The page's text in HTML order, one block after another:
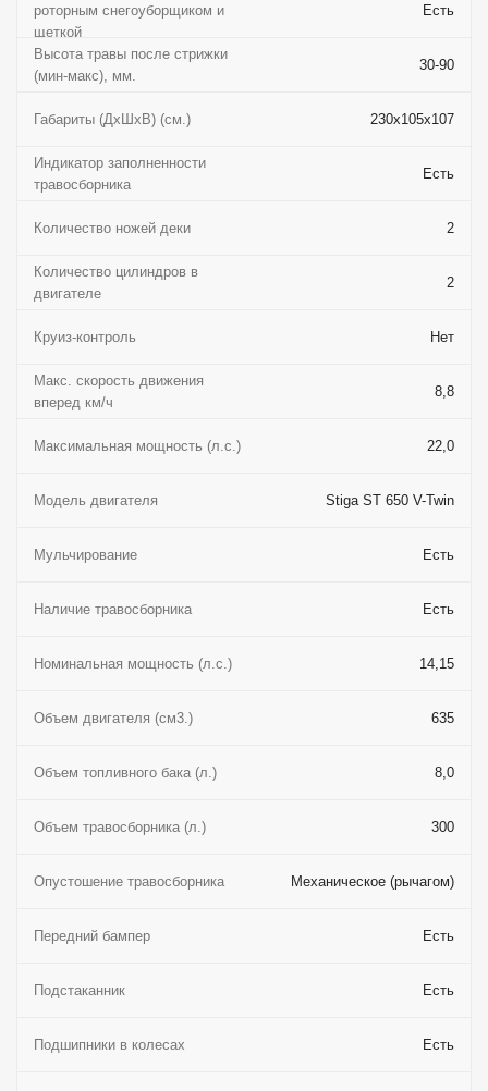
роторным снегоуборщиком и
щеткой
Есть
Высота травы после стрижки
(мин-макс), мм.
30-90
Габариты (ДхШхВ) (см.) 230x105x107
Индикатор заполненности
травосборника
Есть
Количество ножей деки 2
Количество цилиндров в
двигателе
2
Круиз-контроль Нет
Макс. скорость движения
вперед км/ч
8,8
Максимальная мощность (л.с.) 22,0
Модель двигателя Stiga ST 650 V-Twin
Мульчирование Есть
Наличие травосборника Есть
Номинальная мощность (л.с.) 14,15
Объем двигателя (см3.) 635
Объем топливного бака (л.) 8,0
Объем травосборника (л.) 300
Опустошение травосборника Механическое (рычагом)
Передний бампер Есть
Подстаканник Есть
Подшипники в колесах Есть